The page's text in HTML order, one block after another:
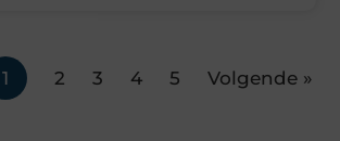
1 2 3 4 5 Volgende »